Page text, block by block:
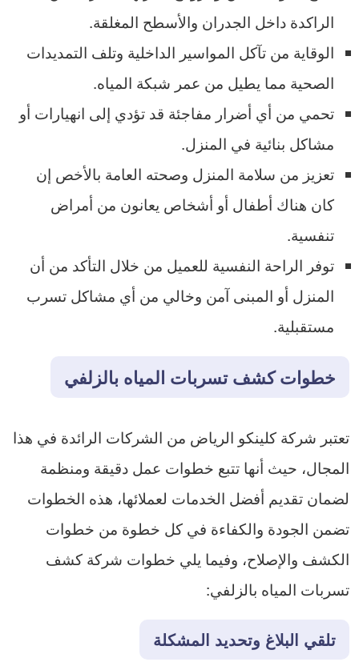
الراكدة داخل الجدران والأسطح المغلقة.
الوقاية من تآكل المواسير الداخلية وتلف التمديدات
الصحية مما يطيل من عمر شبكة المياه.
تحمي من أي أضرار مفاجئة قد تؤدي إلى انهيارات أو
مشاكل بنائية في المنزل.
تعزيز من سلامة المنزل وصحته العامة بالأخص إن
كان هناك أطفال أو أشخاص يعانون من أمراض
تنفسية.
توفر الراحة النفسية للعميل من خلال التأكد من أن
المنزل أو المبنى آمن وخالي من أي مشاكل تسرب
مستقبلية.
خطوات كشف تسربات المياه بالزلفي
تعتبر شركة كلينكو الرياض من الشركات الرائدة في هذا
المجال، حيث أنها تتبع خطوات عمل دقيقة ومنظمة
لضمان تقديم أفضل الخدمات لعملائها، هذه الخطوات
تضمن الجودة والكفاءة في كل خطوة من خطوات
الكشف والإصلاح، وفيما يلي خطوات شركة كشف
تسربات المياه بالزلفي:
تلقي البلاغ وتحديد المشكلة